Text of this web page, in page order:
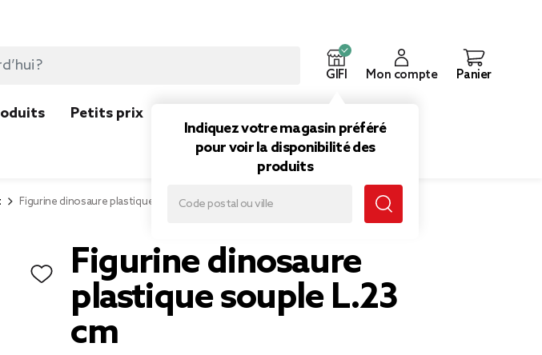
GIFI
Indiquez votre magasin préféré
pour voir la disponibilité des
produits
Mon compte Panier
Petits prix
Figurine dinosaure plastique souple L.23 cm
Figurine dinosaure
plastique souple L.23
cm